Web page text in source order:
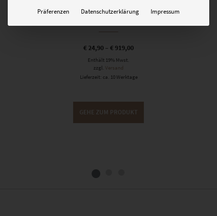
EZ00742 Flugfeld Böblingen
€ 24,90 –€ 919,00
Enthält 19% Mwst.
zzgl. Versand
Lieferzeit: ca. 10 Werktage
GEHE ZUM PRODUKT
Präferenzen Datenschutzerklärung Impressum